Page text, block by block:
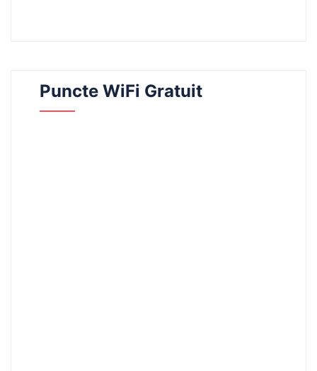
Puncte WiFi Gratuit